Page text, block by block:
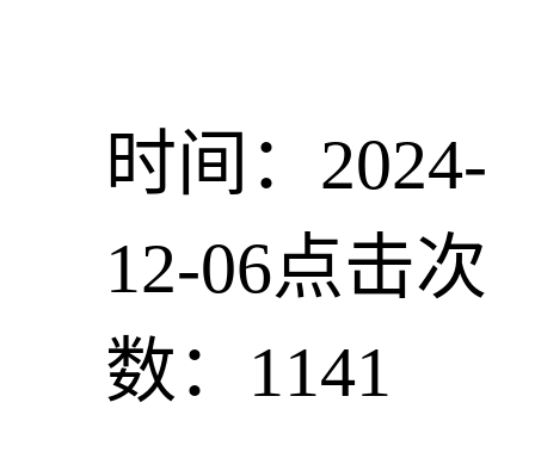
时间：2024-
12-06点击次
数：1141